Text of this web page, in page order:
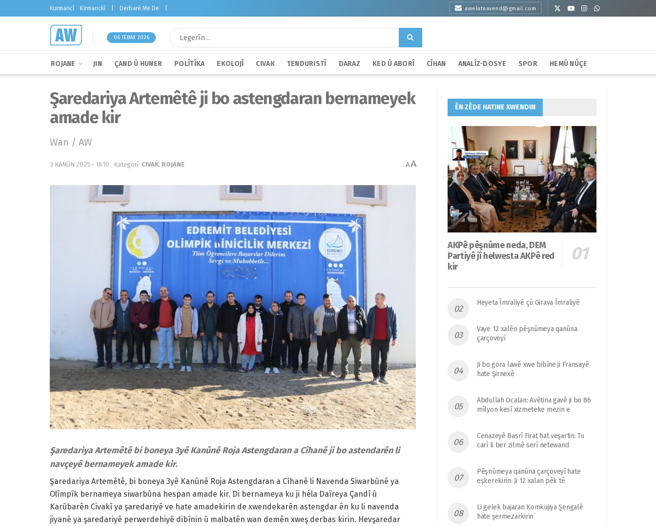
Kurmancî Kirmanckî Derbarê Me De awelatnavend@gmail.com
06 TEBAX 2026
ROJANE JIN ÇAND Û HUNER POLÎTÎKA EKOLOJÎ CIVAK TENDURISTÎ DARAZ KED Û ABORÎ CÎHAN ANALÎZ-DOSYE SPOR HEMÛ NÛÇE
Şaredariya Artemêtê ji bo astengdaran bernameyek
amade kir
Wan / AW
3 KANÛN 2025 - 16:10 Kategorî: CIVAK, ROJANE AA
Şaredariya Artemêtê bi boneya 3yê Kanûnê Roja Astengdaran a Cîhanê ji bo astendarên li
navçeyê bernameyek amade kir.
Şaredariya Artemêtê, bi boneya 3yê Kanûnê Roja Astengdaran a Cîhanê li Navenda Siwarbûnê ya
Olîmpîk bernameya siwarbûna hespan amade kir. Di bernameya ku ji hêla Daîreya Çandî û
Karûbarên Civakî ya şaredariyê ve hate amadekirin de xwendekarên astengdar ên ku li navenda
jiyanê ya şaredariyê perwerdehiyê dibînin û malbatên wan demên xweş derbas kirin. Hevşaredar
ÊN ZÊDE HATINE XWENDIN
AKPê pêşnûme neda, DEM
Partiyê jî helwesta AKPê red
kir
Heyeta Îmraliyê çû Girava Îmraliyê
Vaye 12 xalên pêşnûmeya qanûna
çarçoveyî
Ji bo gora lawê xwe bibîne ji Fransayê
hate Şirnexê
Abdullah Ocalan: Avêtina gavê ji bo 86
mîlyon kesî xizmeteke mezin e
Cenazeyê Basrî Firat hat veşartin: Tu
carî li ber zilmê serî netewand
Pêşnûmeya qanûna çarçoveyî hate
eşkerekirin: Ji 12 xalan pêk tê
Li gelek bajaran Komkujiya Şengalê
hate şermezarkirin